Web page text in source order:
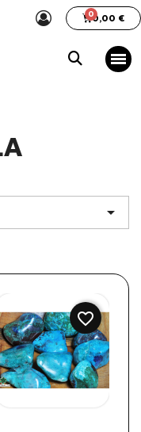
0,00 €

favorite_border